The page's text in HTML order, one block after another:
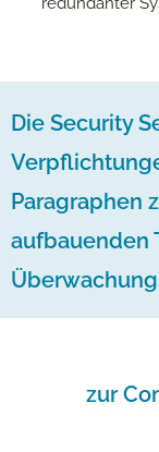
Die Security
Paragraphen
aufbauenden
zur